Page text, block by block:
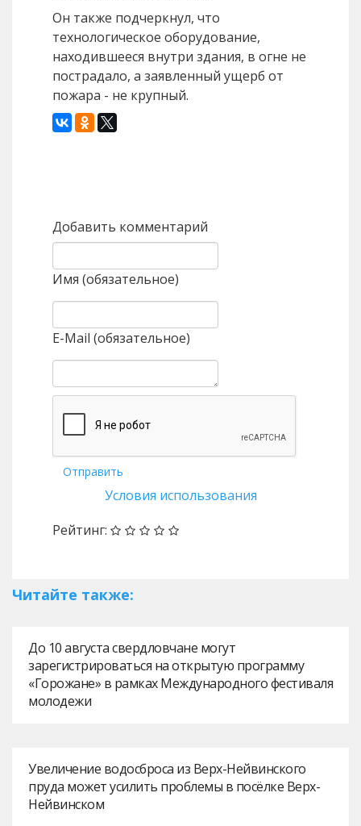
Он также подчеркнул, что
технологическое оборудование,
находившееся внутри здания, в огне не
пострадало, а заявленный ущерб от
пожара - не крупный.
Добавить комментарий
Имя (обязательное)
E-Mail (обязательное)
Отправить
Условия использования
Рейтинг:
Читайте также:
До 10 августа свердловчане могут
зарегистрироваться на открытую программу
«Горожане» в рамках Международного фестиваля
молодежи
Увеличение водосброса из Верх-Нейвинского
пруда может усилить проблемы в посёлке Верх-
Нейвинском